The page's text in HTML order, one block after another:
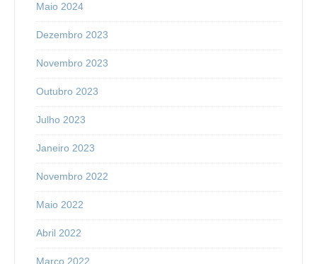
Maio 2024
Dezembro 2023
Novembro 2023
Outubro 2023
Julho 2023
Janeiro 2023
Novembro 2022
Maio 2022
Abril 2022
Março 2022